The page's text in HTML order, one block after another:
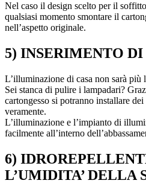
Nel caso il design scelto per il
qualsiasi momento smontare il
nell’aspetto originale.
5) INSERIMENTO
L’illuminazione di casa non sarà più
Sei stanca di pulire i lampadari?
cartongesso si potranno installare
veramente.
L’illuminazione e l’impianto di
facilmente all’interno
6)
L’UMIDITA’ DELLA